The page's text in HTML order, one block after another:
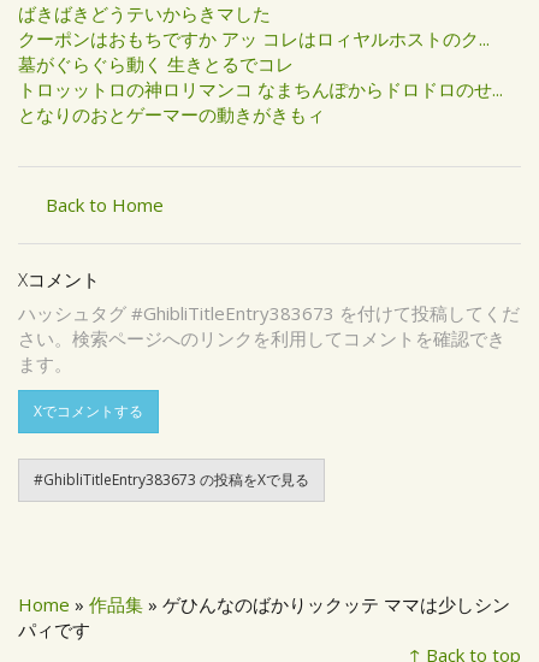
ばきばきどうテいからきマした
クーポンはおもちですか アッ コレはロィヤルホストのク...
墓がぐらぐら動く 生きとるでコレ
トロッットロの神ロリマンコ なまちんぽからドロドロのせ...
となりのおとゲーマーの動きがきもィ
Back to Home
Xコメント
ハッシュタグ #GhibliTitleEntry383673 を付けて投稿してくだ
さい。検索ページへのリンクを利用してコメントを確認でき
ます。
Xでコメントする
#GhibliTitleEntry383673 の投稿をXで見る
Home » 作品集 » ゲひんなのばかりックッテ ママは少しシン
パィです
↑ Back to top